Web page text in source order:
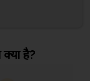
क्या है?